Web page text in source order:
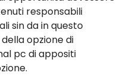
responsabili
sin da in questo
opzione di
pc di appositi